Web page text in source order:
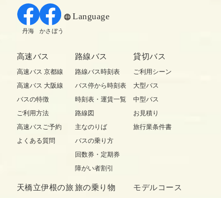
Language
丹海 かさぼう
高速バス
高速バス 京都線
高速バス 大阪線
バスの特徴
ご利用方法
高速バスご予約
よくある質問
路線バス
路線バス時刻表
バス停から時刻表
時刻表・運賃一覧
路線図
主なのりば
バスの乗り方
回数券・定期券
障がい者割引
貸切バス
ご利用シーン
大型バス
中型バス
お見積り
旅行業条件書
天橋立伊根の旅 旅の乗り物 モデルコース